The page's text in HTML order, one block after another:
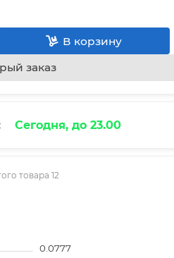
В корзину
заказ
Сегодня, до 23.00
товара 12
0.0777